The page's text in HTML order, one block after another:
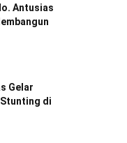
Antusias
Gelar
Stunting di